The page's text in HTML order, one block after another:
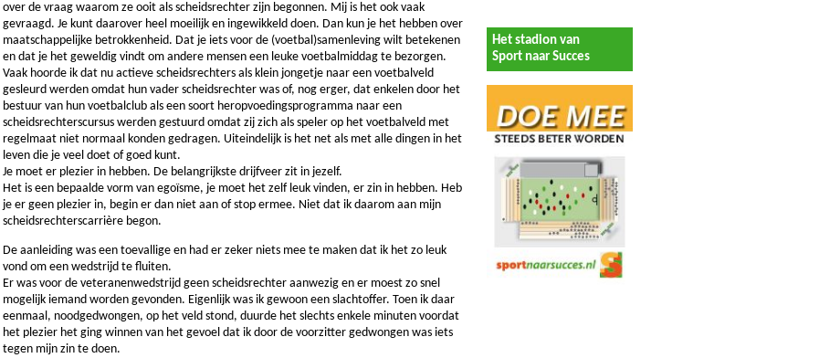
over de vraag waarom ze ooit als scheidsrechter zijn begonnen. Mij is het ook vaak
gevraagd. Je kunt daarover heel moeilijk en ingewikkeld doen. Dan kun je het hebben over
maatschappelijke betrokkenheid. Dat je iets voor de (voetbal)samenleving wilt betekenen
en dat je het geweldig vindt om andere mensen een leuke voetbalmiddag te bezorgen.
Vaak hoorde ik dat nu actieve scheidsrechters als klein jongetje naar een voetbalveld
gesleurd werden omdat hun vader scheidsrechter was of, nog erger, dat enkelen door het
bestuur van hun voetbalclub als een soort heropvoedingsprogramma naar een
scheidsrechterscursus werden gestuurd omdat zij zich als speler op het voetbalveld met
regelmaat niet normaal konden gedragen. Uiteindelijk is het net als met alle dingen in het
leven die je veel doet of goed kunt.
Je moet er plezier in hebben. De belangrijkste drijfveer zit in jezelf.
Het is een bepaalde vorm van egoïsme, je moet het zelf leuk vinden, er zin in hebben. Heb
je er geen plezier in, begin er dan niet aan of stop ermee. Niet dat ik daarom aan mijn
scheidsrechterscarrière begon.
De aanleiding was een toevallige en had er zeker niets mee te maken dat ik het zo leuk
vond om een wedstrijd te ﬂuiten.
Er was voor de veteranenwedstrijd geen scheidsrechter aanwezig en er moest zo snel
mogelijk iemand worden gevonden. Eigenlijk was ik gewoon een slachtoffer. Toen ik daar
eenmaal, noodgedwongen, op het veld stond, duurde het slechts enkele minuten voordat
het plezier het ging winnen van het gevoel dat ik door de voorzitter gedwongen was iets
tegen mijn zin te doen.
Het stadion van
Sport naar Succes